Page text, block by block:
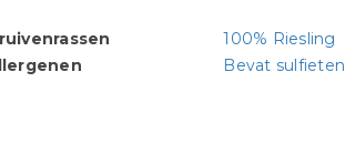
100% Riesling
Bevat sulfieten